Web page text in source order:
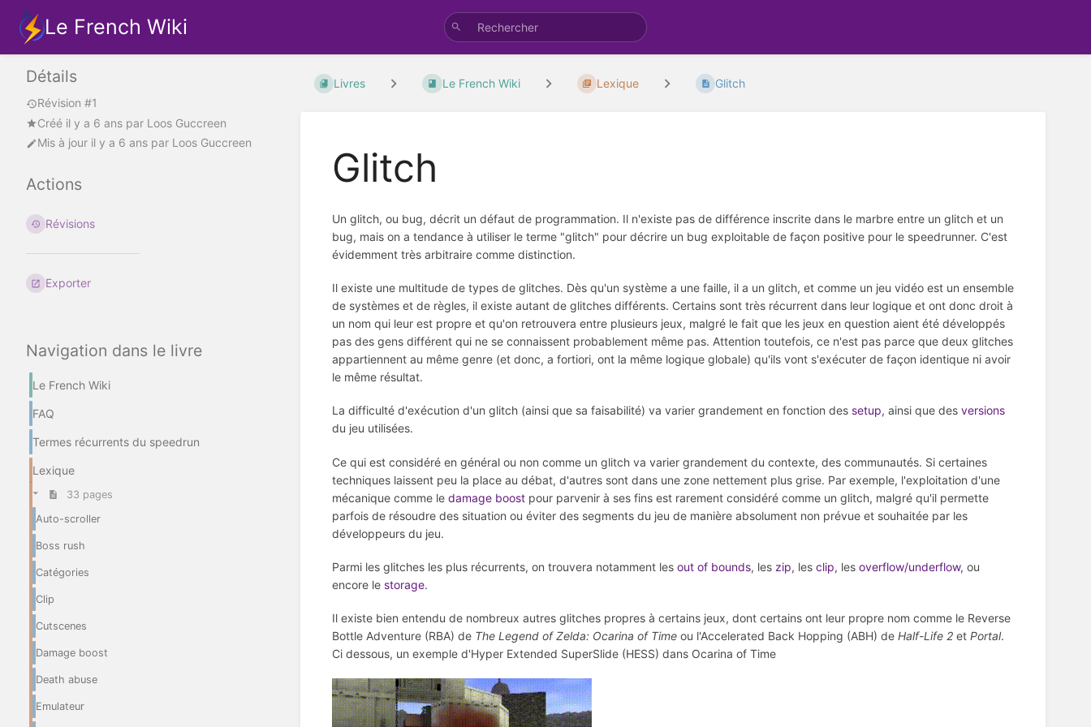
Le French Wiki
Navigation dans le livre
Le French Wiki
FAQ
Termes récurrents du speedrun
Lexique
33 pages
Auto-scroller
Boss rush
Catégories
Clip
Cutscenes
Damage boost
Death abuse
Emulateur
Livres Le French Wiki Lexique Glitch
Glitch
Un glitch, ou bug, décrit un défaut de programmation. Il n'existe pas de différence inscrite dans le marbre entre un glitch et un
bug, mais on a tendance à utiliser le terme "glitch" pour décrire un bug exploitable de façon positive pour le speedrunner. C'est
évidemment très arbitraire comme distinction.
Il existe une multitude de types de glitches. Dès qu'un système a une faille, il a un glitch, et comme un jeu vidéo est un ensemble
de systèmes et de règles, il existe autant de glitches différents. Certains sont très récurrent dans leur logique et ont donc droit à
un nom qui leur est propre et qu'on retrouvera entre plusieurs jeux, malgré le fait que les jeux en question aient été développés
pas des gens différent qui ne se connaissent probablement même pas. Attention toutefois, ce n'est pas parce que deux glitches
appartiennent au même genre (et donc, a fortiori, ont la même logique globale) qu'ils vont s'exécuter de façon identique ni avoir
le même résultat.
La difficulté d'exécution d'un glitch (ainsi que sa faisabilité) va varier grandement en fonction des setup, ainsi que des versions
du jeu utilisées.
Ce qui est considéré en général ou non comme un glitch va varier grandement du contexte, des communautés. Si certaines
techniques laissent peu la place au débat, d'autres sont dans une zone nettement plus grise. Par exemple, l'exploitation d'une
mécanique comme le damage boost pour parvenir à ses fins est rarement considéré comme un glitch, malgré qu'il permette
parfois de résoudre des situation ou éviter des segments du jeu de manière absolument non prévue et souhaitée par les
développeurs du jeu.
Parmi les glitches les plus récurrents, on trouvera notamment les out of bounds, les zip, les clip, les overflow/underflow, ou
encore le storage.
Il existe bien entendu de nombreux autres glitches propres à certains jeux, dont certains ont leur propre nom comme le Reverse
Bottle Adventure (RBA) de The Legend of Zelda: Ocarina of Time ou l'Accelerated Back Hopping (ABH) de Half-Life 2 et Portal.
Ci dessous, un exemple d'Hyper Extended SuperSlide (HESS) dans Ocarina of Time
Détails
Révision #1
Créé il y a 6 ans par Loos Guccreen
Mis à jour il y a 6 ans par Loos Guccreen
Actions
Révisions
Exporter